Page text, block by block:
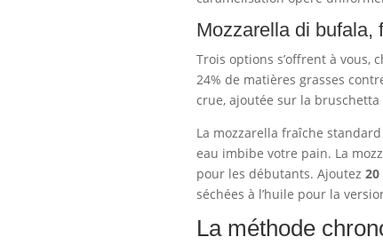
Mozzarella di bufala,
Trois options s’offrent à vous,
24% de matières grasses
crue, ajoutée sur la bruschetta
La mozzarella fraîche
eau imbibe votre pain. La
pour les débutants. Ajoutez
séchées à l’huile pour la
La méthode